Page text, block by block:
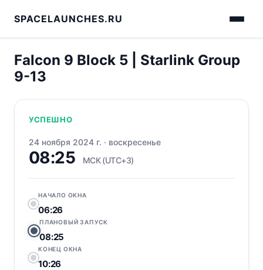
SPACELAUNCHES.RU
Falcon 9 Block 5 | Starlink Group
9-13
УСПЕШНО
24 ноября 2024 г. · воскресенье
08:25 МСК (UTC+3)
НАЧАЛО ОКНА
06:26
ПЛАНОВЫЙ ЗАПУСК
08:25
КОНЕЦ ОКНА
10:26